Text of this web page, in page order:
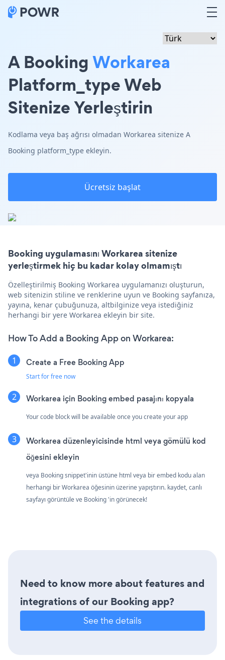
A BookingWorkarea
Platform_type Web
Sitenize Yerleştirin
Kodlama veya baş ağrısı olmadan Workarea sitenize A
Booking platform_type ekleyin.
Ücretsiz başlat
Booking uygulamasını Workarea sitenize
yerleştirmek hiç bu kadar kolay olmamıştı
Özelleştirilmiş Booking Workarea uygulamanızı oluşturun,
web sitenizin stiline ve renklerine uyun ve Booking sayfanıza,
yayına, kenar çubuğunuza, altbilginize veya istediğiniz
herhangi bir yere Workarea ekleyin bir site.
How To Add a Booking App on Workarea:
Create a Free Booking App
Start for free now
Workarea için Booking embed pasajını kopyala
Your code block will be available once you create your app
Workarea düzenleyicisinde html veya gömülü kod
öğesini ekleyin
veya Booking snippet'inin üstüne html veya bir embed kodu alan
herhangi bir Workarea öğesinin üzerine yapıştırın. kaydet, canlı
sayfayı görüntüle ve Booking 'in görünecek!
Need to know more about features and
integrations of our Booking app?
See the details